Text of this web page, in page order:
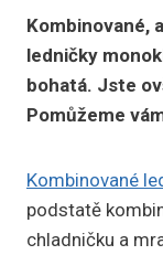
Kombinované,
ledničky
bohatá. Jste
Pomůžeme
Kombinované
podstatě
chladničku a